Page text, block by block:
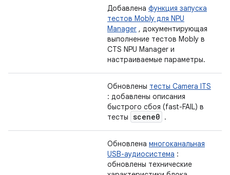
Добавлена ​​функция запуска
тестов Mobly для NPU
Manager , документирующая
выполнение тестов Mobly в
CTS NPU Manager и
настраиваемые параметры.
Обновлены тесты Camera ITS
: добавлены описания
быстрого сбоя (fast-FAIL) в
тесты scene0 .
Обновлена ​​многоканальная
USB-аудиосистема :
обновлены технические